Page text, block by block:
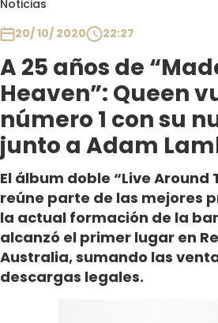
Noticias
20/ 10/ 2020
22:27
A 25 años de
Heaven”: Queen
número 1 con su
junto a Adam
El álbum doble “Live Around
reúne parte de las mejores
la actual formación de la
alcanzó el primer lugar en
Australia, sumando las
descargas legales.
Club De La Comedia
Contigo en Directo
Plan Perfecto
El Tiempo
Sabingo
Todos Los Programas